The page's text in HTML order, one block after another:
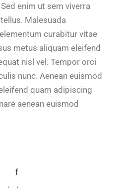
enim ut sem viverra
Malesuada
curabitur vitae
metus aliquam eleifend
nisl vel. Tempor orci
nunc. Aenean euismod
quam adipiscing
aenean euismod